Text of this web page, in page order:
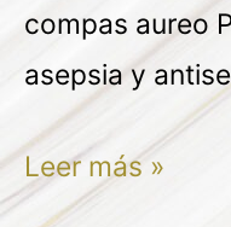
compas aureo
asepsia y
Leer más »